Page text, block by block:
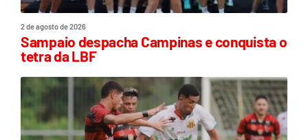
2 de agosto de 2026
Sampaio despacha Campinas e conquista o
tetra da LBF